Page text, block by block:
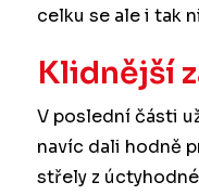
celku se ale i tak
Klidnější
V poslední části
navíc dali hodně
střely z